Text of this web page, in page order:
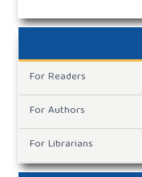
For Readers
For Authors
For Librarians